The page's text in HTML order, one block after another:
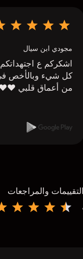
مجودي ابن سيال
اشكركم ع
كل شيء وبالأخص
من أعماق قلبي
التقييمات والمراجعات